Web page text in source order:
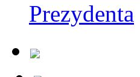
Prezydenta